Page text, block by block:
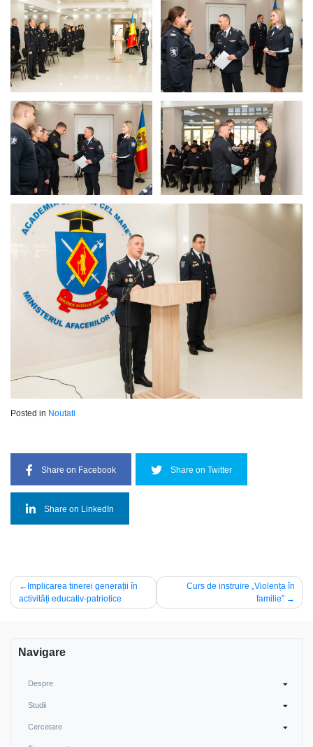
Posted in Noutati
Share on Facebook Share on Twitter
Share on LinkedIn
Navigare
în
Implicarea tinerei generații în
activități educativ-patriotice
Curs de instruire „Violența în
familie”
Navigare
Despre
Studii
Cercetare